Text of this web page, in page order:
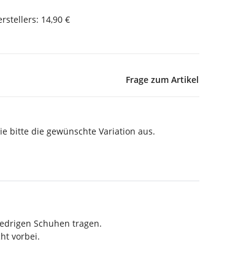
: 14,90 €
Frage zum Artikel
bitte die gewünschte Variation aus.
Schuhen tragen.
vorbei.